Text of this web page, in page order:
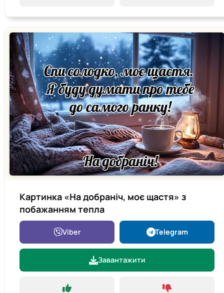
Картинка «На добраніч, моє щастя» з
побажанням тепла
Viber Telegram
Завантажити